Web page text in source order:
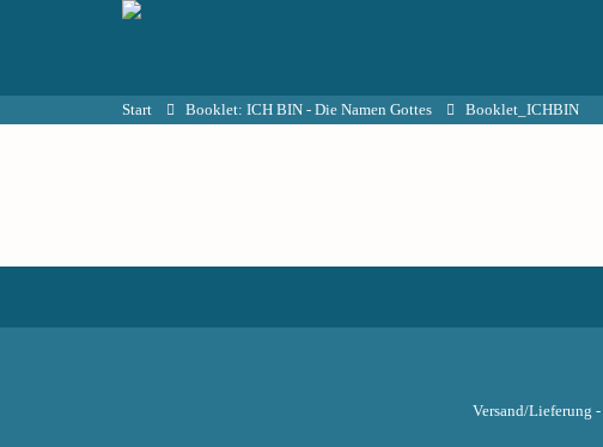
Start Booklet: ICH BIN - Die Namen Gottes Booklet_ICHBIN
Versand/Lieferung -